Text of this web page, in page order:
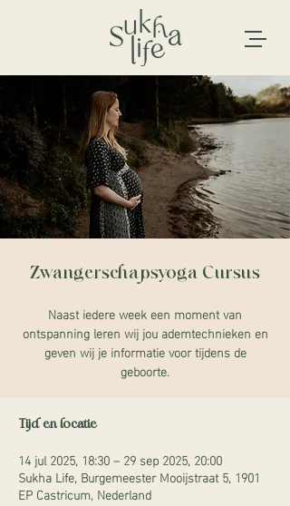
Zwangerschapsyoga Cursus
Naast iedere week een moment van
ontspanning leren wij jou ademtechnieken en
geven wij je informatie voor tijdens de
geboorte.
Tijd en locatie
14 jul 2025, 18:30 – 29 sep 2025, 20:00
Sukha Life, Burgemeester Mooijstraat 5, 1901
EP Castricum, Nederland